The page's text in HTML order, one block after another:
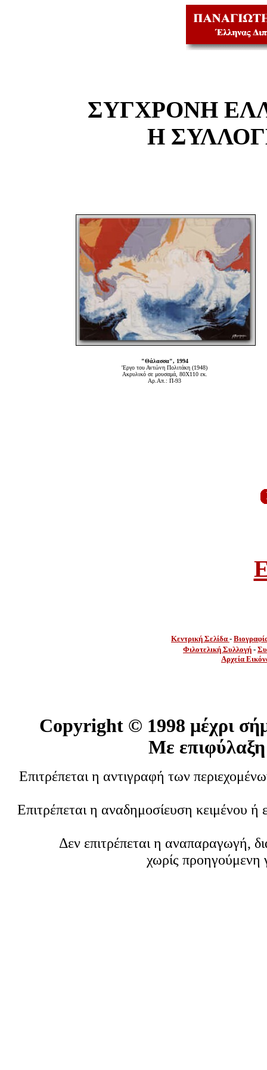
ΣΥΓΧΡΟΝΗ
Η
"Θάλασσα", 1994
'Εργο του Αντώνη Πολιτάκη (1948)
Ακρυλικό σε μουσαμά, 80Χ110 εκ.
Αρ.Απ.: Π-93
Κεντρική Σελίδα -
Φιλοτελική Συλλογή -
Αρχεία
Copyright © 1998 μέχρι
Με επιφύλαξη
Επιτρέπεται η αντιγραφή των
Επιτρέπεται η αναδημοσίευση κειμένου
Δεν επιτρέπεται η αναπαραγωγή,
χωρίς προηγούμενη